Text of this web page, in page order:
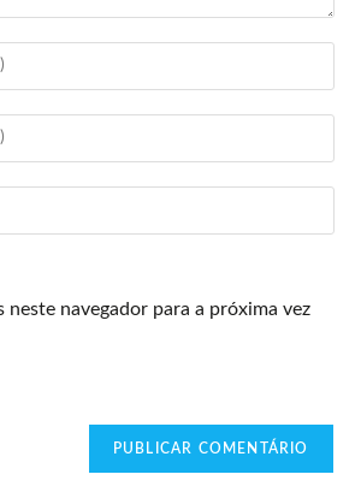
neste navegador para a próxima vez